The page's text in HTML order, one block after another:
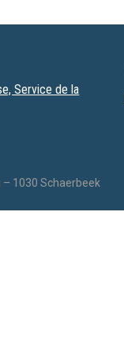
Service de la
– 1030 Schaerbeek